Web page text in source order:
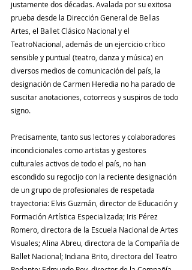
justamente dos décadas. Avalada por su exitosa
prueba desde la Dirección General de Bellas
Artes, el Ballet Clásico Nacional y el
TeatroNacional, además de un ejercicio crítico
sensible y puntual (teatro, danza y música) en
diversos medios de comunicación del país, la
designación de Carmen Heredia no ha parado de
suscitar anotaciones, cotorreos y suspiros de todo
signo.
Precisamente, tanto sus lectores y colaboradores
incondicionales como artistas y gestores
culturales activos de todo el país, no han
escondido su regocijo con la reciente designación
de un grupo de profesionales de respetada
trayectoria: Elvis Guzmán, director de Educación y
Formación Artística Especializada; Iris Pérez
Romero, directora de la Escuela Nacional de Artes
Visuales; Alina Abreu, directora de la Compañía de
Ballet Nacional; Indiana Brito, directora del Teatro